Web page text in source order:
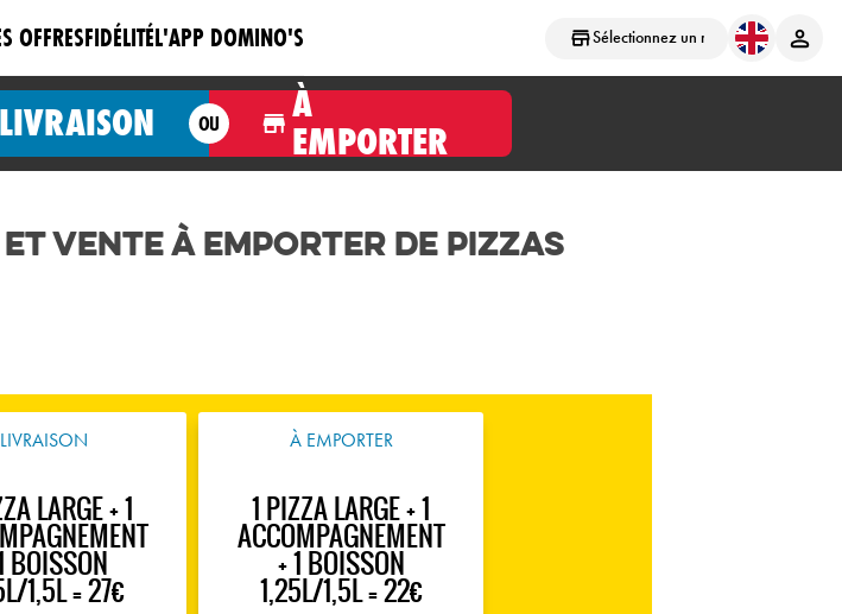
Sélectionnez un magasin
OFFRESFIDÉLITÉL'APP DOMINO'S
LIVRAISON OU
À
EMPORTER
et Vente à Emporter de Pizzas
LIVRAISON
LARGE + 1
BOISSON
1,5L = 27€
À EMPORTER
1 PIZZA LARGE + 1
ACCOMPAGNEMENT
+ 1 BOISSON
1,25L/1,5L = 22€